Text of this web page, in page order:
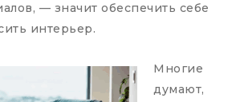
— значит обеспечить себе
интерьер.
Многие
думают,